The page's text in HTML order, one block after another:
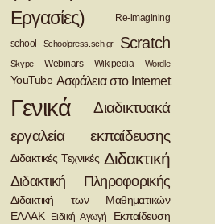
Εργασίες)
Re-imagining
school Schoolpress.sch.gr Scratch
Skype Webinars Wikipedia Wordle
YouTube Ασφάλεια στο Ιnternet
Γενικά
Διαδικτυακά
εργαλεία εκπαίδευσης
Διδακτικές Τεχνικές Διδακτική
Διδακτική Πληροφορικής
Διδακτική των Μαθηματικών
ΕΛΛΑΚ
Ειδική Αγωγή
Εκπαίδευση